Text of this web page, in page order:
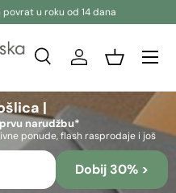
u roku od 14 dana
Pretraživanje
PrijavaKošara
|
narudžbu*
ponude, flash rasprodaje i još
Dobij 30% >